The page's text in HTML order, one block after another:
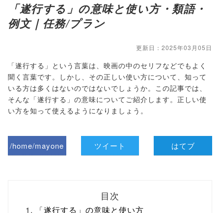
「遂行する」の意味と使い方・類語・
例文｜任務/プラン
更新日：2025年03月05日
「遂行する」という言葉は、映画の中のセリフなどでもよく
聞く言葉です。しかし、その正しい使い方について、知って
いる方は多くはないのではないでしょうか。この記事では、
そんな「遂行する」の意味についてご紹介します。正しい使
い方を知って使えるようになりましょう。
/home/mayone
ml/wp-
ツイート はてブ
目次
「遂行する」の意味と使い方